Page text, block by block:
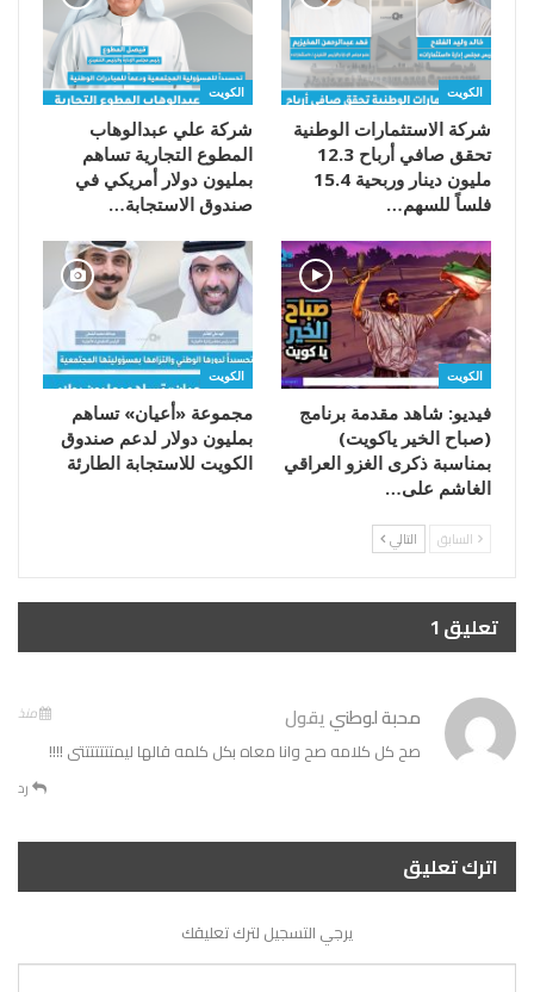
الكويت
شركة الاستثمارات الوطنية
تحقق صافي أرباح 12.3
مليون دينار وربحية 15.4
فلساً للسهم…
الكويت
شركة علي عبدالوهاب
المطوع التجارية تساهم
بمليون دولار أمريكي في
صندوق الاستجابة…
الكويت
فيديو: شاهد مقدمة برنامج
(صباح الخير ياكويت)
بمناسبة ذكرى الغزو العراقي
الغاشم على…
الكويت
مجموعة «أعيان» تساهم
بمليون دولار لدعم صندوق
الكويت للاستجابة الطارئة
السابق التالي
تعليق 1
محبة لوطنييقول منذ
صح كل كلامه صح وانا معاه بكل كلمه قالها ليمتتتتتتتى !!!!
رد
اترك تعليق
يرجي التسجيل لترك تعليقك